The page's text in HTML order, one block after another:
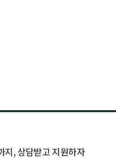
지, 상담받고 지원하자